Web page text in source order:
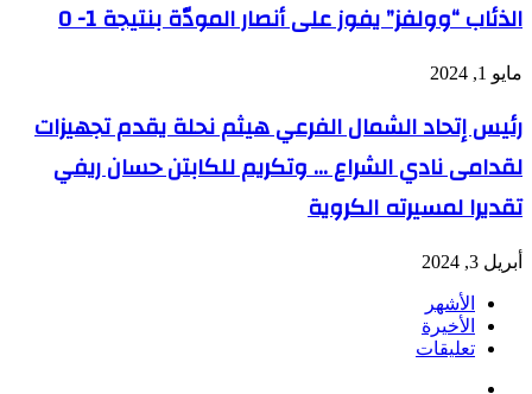
الذئاب “وولفز” يفوز على أنصار المودّة بنتيجة 1- 0
مايو 1, 2024
رئيس إتحاد الشمال الفرعي هيثم نحلة يقدم تجهيزات
لقدامى نادي الشراع … وتكريم للكابتن حسان ريفي
تقديرا لمسيرته الكروية
أبريل 3, 2024
الأشهر
الأخيرة
تعليقات